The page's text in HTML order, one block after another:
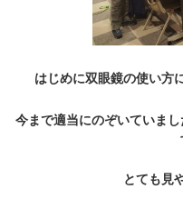
はじめに双眼鏡の使い方
今まで適当にのぞいていま
とても見